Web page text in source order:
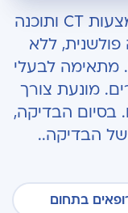
פולשני? אבחון הצרויות בעורקי הלב באמצעות CT ותוכנה
ללא
מתאימה לבעלי
מונעת צורך
בסיום הבדיקה,
של הבדיקה..
בתחום